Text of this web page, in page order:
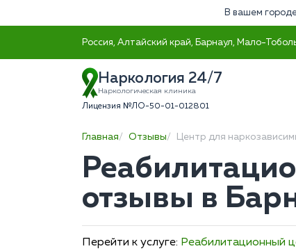
В вашем
Россия, Алтайский край, Барнаул, Мало-
Наркология 24/7
Наркологическая клиника
Лицензия №ЛО-50-01-012801
Главная Отзывы Центр для
отзывы в
Перейти к услуге: Реабилитационный